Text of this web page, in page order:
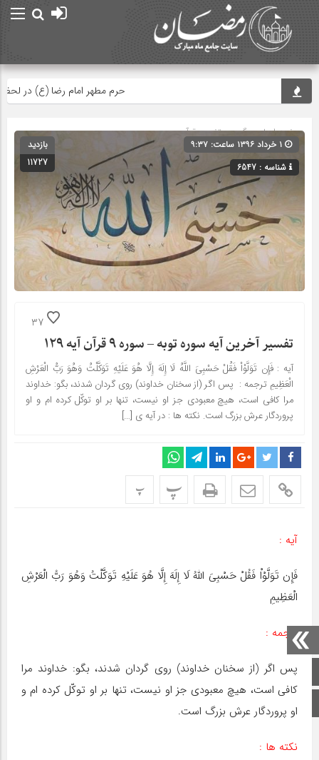
صفحه اصلی
حرم مطهر امام رضا (ع) در لحظه
صفحه اصلی» گروه »تفسیر قرآن
شناسه : 6547
بازدید
11727
37
تفسیر آخرین آیه سوره توبه – سوره ۹ قرآن آیه ۱۲۹
آیه : فَإِن تَوَلَّوْاْ فَقُلْ حَسْبِىَ اللَّهُ لَا إِلَهَ إِلَّا هُوَ عَلَیْهِ تَوَکَّلْتُ وَهُوَ رَبُّ الْعَرْشِ
الْعَظِیمِ ترجمه : پس اگر (از سخنان خداوند) روى گردان شدند، بگو: خداوند
مرا کافى است، هیچ معبودى جز او نیست، تنها بر او توکّل کرده ‏ام و او
پروردگار عرش بزرگ است. نکته ها : در آیه‏ ى […]
پ پ
آیه :
فَإِن تَوَلَّوْاْ فَقُلْ حَسْبِىَ اللَّهُ لَا إِلَهَ إِلَّا هُوَ عَلَیْهِ تَوَکَّلْتُ وَهُوَ رَبُّ الْعَرْشِ
الْعَظِیمِ
ترجمه :
پس اگر (از سخنان خداوند) روى گردان شدند، بگو: خداوند مرا
کافى است، هیچ معبودى جز او نیست، تنها بر او توکّل کرده ‏ام و
او پروردگار عرش بزرگ است.
نکته ها :